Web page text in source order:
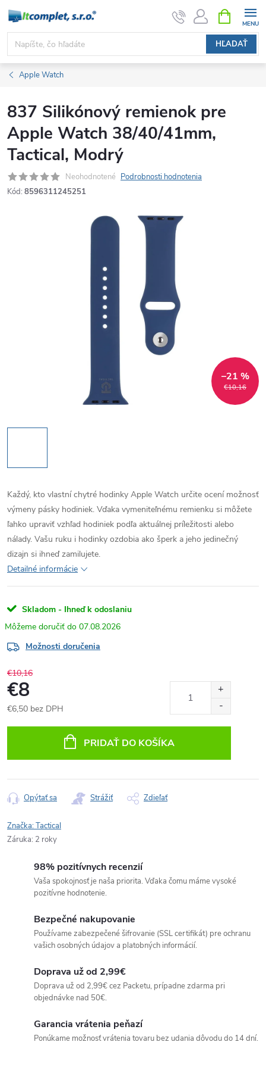
Prejsť
obsah
HĽADAŤ
KOŠÍK
Apple Watch
837 Silikónový remienok pre
Apple Watch 38/40/41mm,
Tactical, Modrý
Neohodnotené Podrobnosti hodnotenia
Kód: 8596311245251
€10,16
–21 %
Každý, kto vlastní chytré hodinky Apple Watch určite ocení možnosť
výmeny pásky hodiniek. Vďaka vymeniteľnému remienku si môžete
ľahko upraviť vzhľad hodiniek podľa aktuálnej príležitosti alebo
nálady. Vašu ruku i hodinky ozdobia ako šperk a jeho jedinečný
dizajn si ihneď zamilujete.
Detailné informácie
Skladom - Ihneď k odoslaniu
07.08.2026
Možnosti doručenia
€10,16
€8
€6,50 bez DPH
PRIDAŤ DO KOŠÍKA
Opýtať sa Strážiť Zdieľať
Značka:Tactical
Záruka: 2 roky
98% pozitívnych recenzií
Vaša spokojnosť je naša priorita. Vďaka čomu máme vysoké
pozitívne hodnotenie.
Bezpečné nakupovanie
Používame zabezpečené šifrovanie (SSL certifikát) pre ochranu
vašich osobných údajov a platobných informácií.
Doprava už od 2,99€
Doprava už od 2,99€ cez Packetu, prípadne zdarma pri
objednávke nad 50€.
Garancia vrátenia peňazí
Ponúkame možnosť vrátenia tovaru bez udania dôvodu do 14 dní.